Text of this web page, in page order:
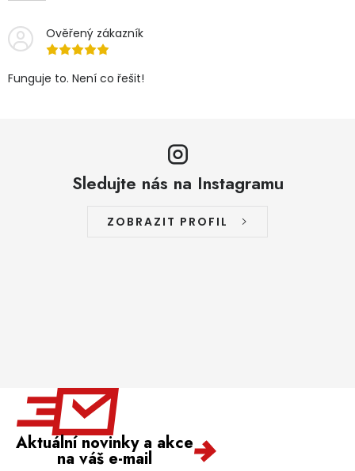
Ověřený zákazník
Funguje to. Není co řešit!
Sledujte nás na Instagramu
ZOBRAZIT PROFIL
Aktuální novinky a akce
na váš e-mail